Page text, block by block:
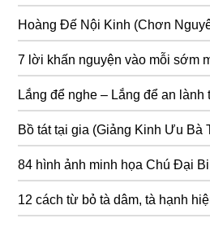
Hoàng Đế Nội Kinh (Chơn
7 lời khấn nguyện vào mỗi sớm
Lắng để nghe – Lắng để an lành
Bồ tát tại gia (Giảng Kinh Ưu Bà
84 hình ảnh minh họa Chú Đại Bi
12 cách từ bỏ tà dâm, tà hạnh